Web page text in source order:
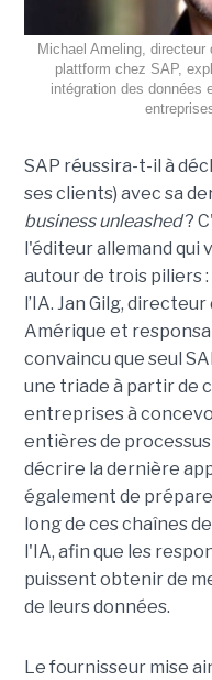
Michael Ameling,
plattform chez SAP,
intégration des données
SAP réussira-t-il à
ses clients) avec sa
business unleashed?
l'éditeur allemand
autour de trois piliers
l’IA. Jan Gilg,
Amérique et
convaincu que seul
une triade à partir de
entreprises à
entières de
décrire la dernière
également de
long de ces chaînes
l'IA, afin que les
puissent obtenir de
de leurs données.
Le fournisseur mise